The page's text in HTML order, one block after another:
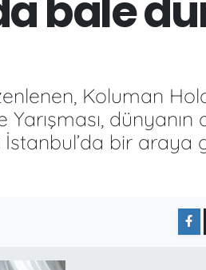
Koluman
dünyanın
İstanbul’da bir araya